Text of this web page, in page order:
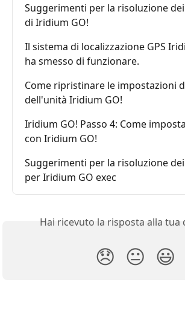
Suggerimenti per la risoluzione
di Iridium GO!
Il sistema di localizzazione GPS
ha smesso di funzionare.
Come ripristinare le impostazioni
dell'unità Iridium GO!
Iridium GO! Passo 4: Come
con Iridium GO!
Suggerimenti per la risoluzione
per Iridium GO exec
Hai ricevuto la risposta alla tua
😞 😐 😃